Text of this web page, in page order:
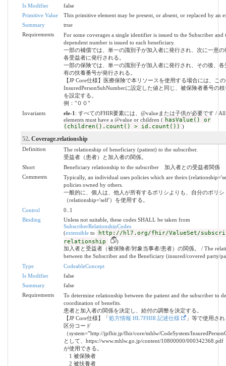
Is Modifier
false
Primitive Value
This primitive element may be present, or absent, or replaced by an
Summary
true
Requirements
For some coverages a single identifier is issued to the Subscriber and
dependent number is issued to each beneficiary.
一部の補償では、単一の識別子が加入者に発行され、次に一意の
各受益者に発行される。
一部の保険では、単一の識別子が加入者に発行され、その後、各
有の扶養番号が発行される。
【JP Core仕様】医療保険で本リソースを使用する場合には、こ
InsuredPersonSubNumberに設定した値と同じ、被保険者番号の
を設定する。
例："００"
Invariants
ele-1 : すべてのFHIR要素には、@valueまたは子供が必要です /
elements must have a @value or children ( hasValue() or
(children().count() > id.count()) )
52. Coverage.relationship
Definition
The relationship of beneficiary (patient) to the subscriber.
受益者（患者）と加入者の関係。
Short
Beneficiary relationship to the subscriber 加入者との受益者関係
Comments
Typically, an individual uses policies which are theirs
policies owned by others.
一般的に、個人は、他人が所有するポリシよりも、自分のポリシ
（relationship='self'）を使用する。
Control
0..1
Binding
Unless not suitable, these codes SHALL be taken from
SubscriberRelationshipCodes
(extensibleto
http://hl7.org/fhir/ValueSet/
relationship
)
加入者と受益者（被保険者/対象当事者/患者）の関係。 / The
between the Subscriber and the Beneficiary (insured/covered party/
Type
CodeableConcept
Is Modifier
false
Summary
false
Requirements
To determine relationship between the patient and the subscriber to
coordination of benefits.
患者と加入者の関係を決定し、給付の調整を決定する。
【JP Core仕様】「処方情報 HL7FHIR 記述仕様
」等で使用さ
区分コード
（system=”http://jpfhir.jp/fhir/core/mhlw/CodeSystem/
として、https://www.mhlw.go.jp/content/10800000/
が使用できる。
1 被保険者
2 被扶養者